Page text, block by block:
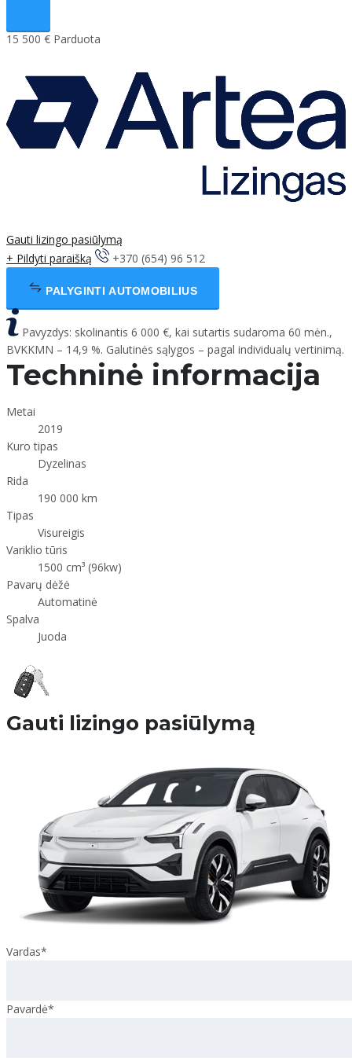
15 500 € Parduota
Gauti lizingo pasiūlymą
+ Pildyti paraišką
+370 (654) 96 512
PALYGINTI AUTOMOBILIUS
Pavyzdys: skolinantis 6 000 €, kai sutartis sudaroma 60 mėn.,
BVKKMN – 14,9 %. Galutinės sąlygos – pagal individualų vertinimą.
Techninė informacija
Metai
2019
Kuro tipas
Dyzelinas
Rida
190 000 km
Tipas
Visureigis
Variklio tūris
1500 cm³ (96kw)
Pavarų dėžė
Automatinė
Spalva
Juoda
Gauti lizingo pasiūlymą
Vardas*
Pavardė*